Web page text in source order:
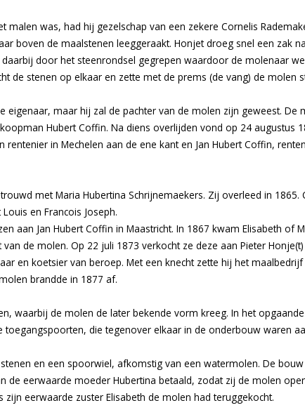
malen was, had hij gezelschap van een zekere Cornelis
boven de maalstenen leeggeraakt. Honjet droeg snel een zak
door het steenrondsel gegrepen waardoor de molenaar
de stenen op elkaar en zette met de prems (de vang) de molen
eigenaar, maar hij zal de pachter van de molen zijn geweest.
Hubert Coffin. Na diens overlijden vond op 24 augustus
rentenier in Mechelen aan de ene kant en Jan Hubert Coffin,
met Maria Hubertina Schrijnemaekers. Zij overleed in
en Francois Joseph.
aan Jan Hubert Coffin in Maastricht. In 1867 kwam Elisabeth of
de molen. Op 22 juli 1873 verkocht ze deze aan Pieter
en koetsier van beroep. Met een knecht zette hij het
brandde in 1877 af.
waarbij de molen de later bekende vorm kreeg. In het
die tegenover elkaar in de onderbouw waren
en een spoorwiel, afkomstig van een watermolen. De
de eerwaarde moeder Hubertina betaald, zodat zij de molen
eerwaarde zuster Elisabeth de molen had teruggekocht.